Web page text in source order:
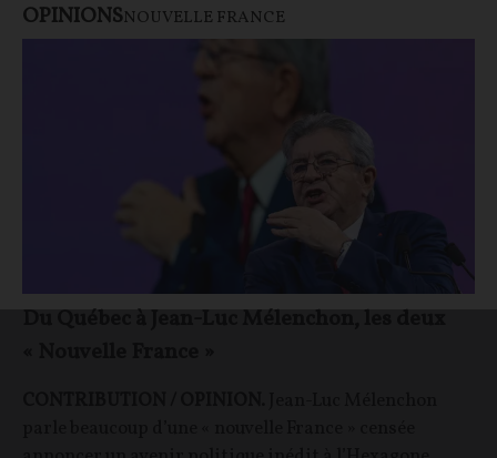
OPINIONSNOUVELLE FRANCE
Du Québec à Jean-Luc Mélenchon, les deux